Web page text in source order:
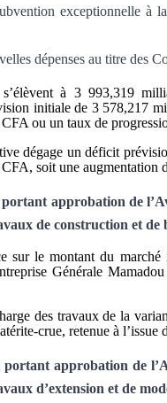
exceptionnelle à
dépenses au titre des
s’élèvent à 3 993,319
initiale de 3 578,217
ou un taux de
dégage un déficit
soit une augmentation
approbation de
de construction et
sur le montant du
Générale
des travaux de la
crue, retenue à l’issue
approbation de
d’extension et de